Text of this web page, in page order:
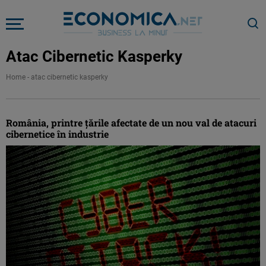
Atac Cibernetic Kasperky
Home - atac cibernetic kasperky
România, printre ţările afectate de un nou val de atacuri
cibernetice în industrie